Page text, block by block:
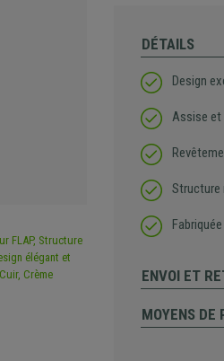
DÉTAILS
Design
Assise
Structure
ENVOI ET
MOYENS DE